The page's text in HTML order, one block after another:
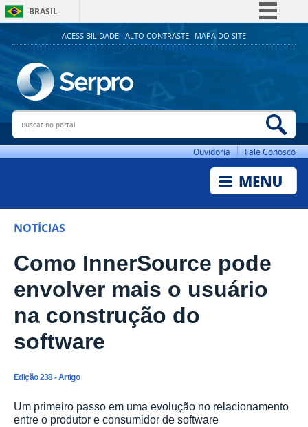
BRASIL
Simplifique!
Canais
ACESSIBILIDADE ALTO CONTRASTE MAPA DO SITE
Buscar no portal
Ouvidoria Fale Conosco
NOTÍCIAS
Como InnerSource pode
envolver mais o usuário
na construção do
software
Edição 238 - Artigo
Um primeiro passo em uma evolução no relacionamento
entre o produtor e consumidor de software